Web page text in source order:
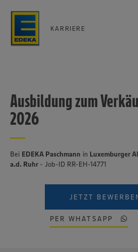
KARRIERE
Ausbildung zum
2026
Bei EDEKA Paschmann in Luxemburger
a.d. Ruhr - Job-ID RR-EH-14771
JETZT
PER WHATSAPP